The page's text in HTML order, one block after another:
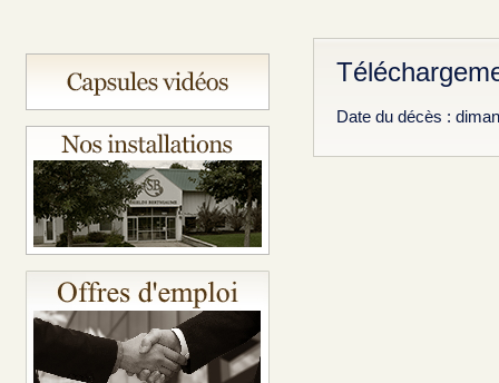
Date du décès :